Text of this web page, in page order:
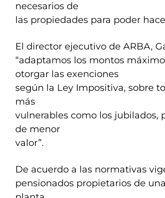
necesarios de
las propiedades para poder
El director ejecutivo de ARBA,
“adaptamos los montos
otorgar las exenciones
según la Ley Impositiva, sobre
más
vulnerables como los jubilados,
de menor
valor”.
De acuerdo a las normativas
pensionados propietarios de